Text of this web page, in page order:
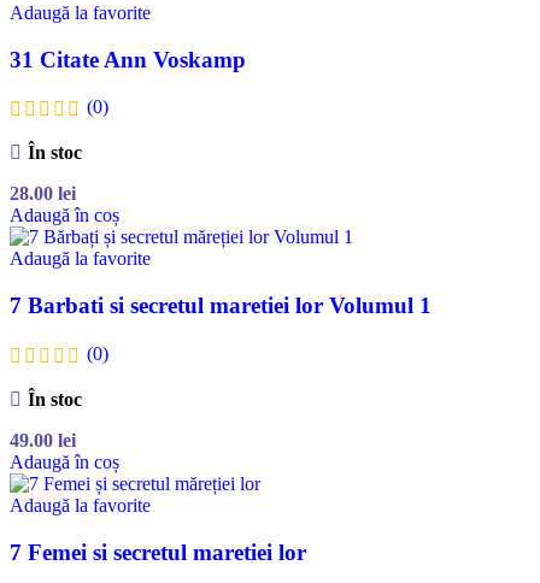
Adaugă la favorite
31 Citate Ann Voskamp
(0)
În stoc
28.00 lei
Adaugă în coș
Adaugă la favorite
7 Barbati si secretul maretiei lor Volumul 1
(0)
În stoc
49.00 lei
Adaugă în coș
Adaugă la favorite
7 Femei si secretul maretiei lor